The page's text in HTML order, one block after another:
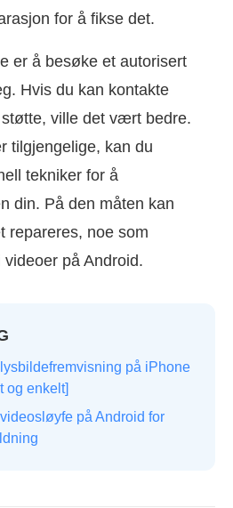
for å fikse det.
er å besøke et autorisert
Hvis du kan kontakte
ville det vært bedre.
tilgjengelige, kan du
tekniker for å
din. På den måten kan
repareres, noe som
på Android.
på iPhone
og enkelt]
på Android for